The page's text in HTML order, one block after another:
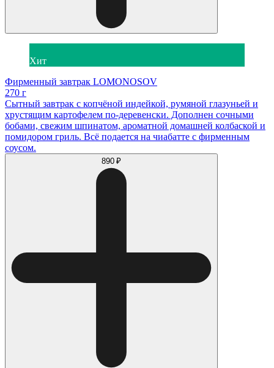
Хит
Фирменный завтрак LOMONOSOV
270 г
Сытный завтрак с копчёной индейкой, румяной глазуньей и
хрустящим картофелем по-деревенски. Дополнен сочными
бобами, свежим шпинатом, ароматной домашней колбаской и
помидором гриль. Всё подается на чиабатте с фирменным
соусом.
890 ₽